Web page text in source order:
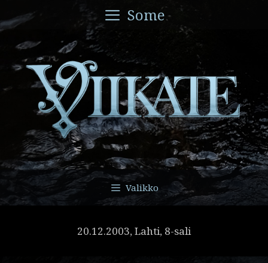
sisältöön
Some
Valikko
20.12.2003, Lahti, 8-sali